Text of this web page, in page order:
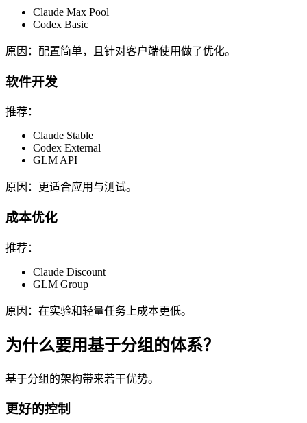
Claude Max Pool
Codex Basic
原因：配置简单，且针对客户端使用做了优化。
软件开发
推荐：
Claude Stable
Codex External
GLM API
原因：更适合应用与测试。
成本优化
推荐：
Claude Discount
GLM Group
原因：在实验和轻量任务上成本更低。
为什么要用基于分组的体系？
基于分组的架构带来若干优势。
更好的控制